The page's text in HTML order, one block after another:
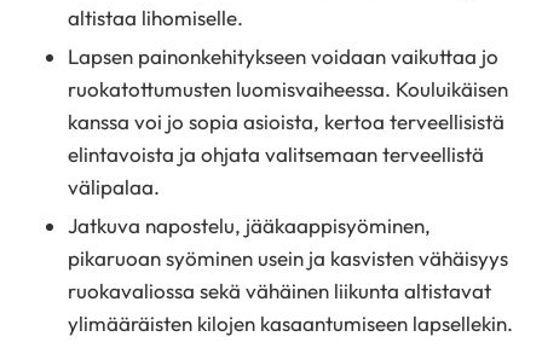
altistaa lihomiselle.
Lapsen painonkehitykseen voidaan vaikuttaa jo
ruokatottumusten luomisvaiheessa. Kouluikäisen
kanssa voi jo sopia asioista, kertoa terveellisistä
elintavoista ja ohjata valitsemaan terveellistä
välipalaa.
Jatkuva napostelu, jääkaappisyöminen,
pikaruoan syöminen usein ja kasvisten vähäisyys
ruokavaliossa sekä vähäinen liikunta altistavat
ylimääräisten kilojen kasaantumiseen lapsellekin.